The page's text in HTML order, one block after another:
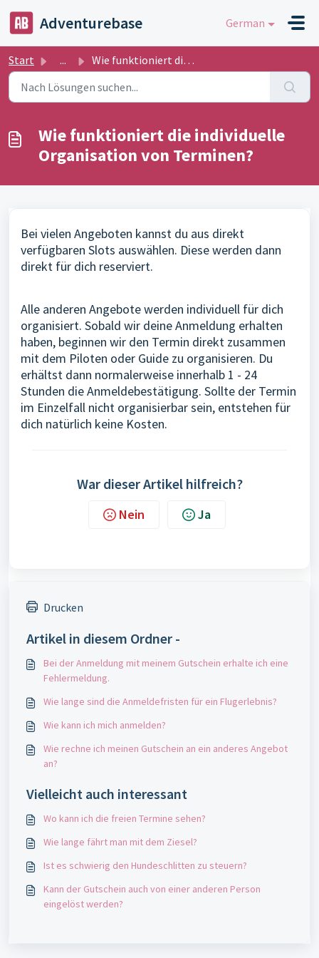
Adventurebase German
Start ... Wie funktioniert die individuelle Organisation von Terminen?
Wie funktioniert die individuelle
Organisation von Terminen?
Bei vielen Angeboten kannst du aus direkt
verfügbaren Slots auswählen. Diese werden dann
direkt für dich reserviert.
Alle anderen Angebote werden individuell für dich
organisiert. Sobald wir deine Anmeldung erhalten
haben, beginnen wir den Termin direkt zusammen
mit dem Piloten oder Guide zu organisieren. Du
erhältst dann normalerweise innerhalb 1 - 24
Stunden die Anmeldebestätigung. Sollte der Termin
im Einzelfall nicht organisierbar sein, entstehen für
dich natürlich keine Kosten.
War dieser Artikel hilfreich?
Nein Ja
Drucken
Artikel in diesem Ordner -
Bei der Anmeldung mit meinem Gutschein erhalte ich eine
Fehlermeldung.
Wie lange sind die Anmeldefristen für ein Flugerlebnis?
Wie kann ich mich anmelden?
Wie rechne ich meinen Gutschein an ein anderes Angebot
an?
Vielleicht auch interessant
Wo kann ich die freien Termine sehen?
Wie lange fährt man mit dem Ziesel?
Ist es schwierig den Hundeschlitten zu steuern?
Kann der Gutschein auch von einer anderen Person
eingelöst werden?